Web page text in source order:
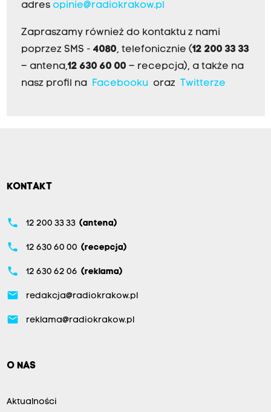
adres opinie@radiokrakow.pl
Zapraszamy również do kontaktu z nami
poprzez SMS - 4080, telefonicznie (12 200 33 33
– antena,12 630 60 00 – recepcja), a także na
nasz profil na
Facebookuoraz Twitterze
KONTAKT
phone 12 200 33 33 (antena)
phone 12 630 60 00 (recepcja)
phone 12 630 62 06 (reklama)
email redakcja@radiokrakow.pl
email reklama@radiokrakow.pl
O NAS
Aktualności